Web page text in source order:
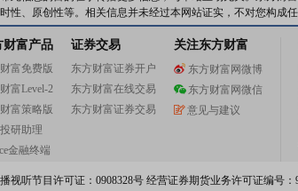
性、原创性等。相关信息并未经过本网站证实，不对您构成
财富产品
富免费版
富Level-2
富策略版
研助理
金融终端
证券交易
东方财富证券开户
东方财富在线交易
东方财富证券交易
关注东方财富
东方财富网微博
东方财富网微信
意见与建议
视听节目许可证：0908328号 经营证券期货业务许可证编号：